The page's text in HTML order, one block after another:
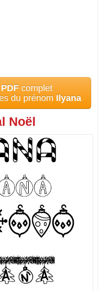
PDF complet
du prénom Ilyana
Noël